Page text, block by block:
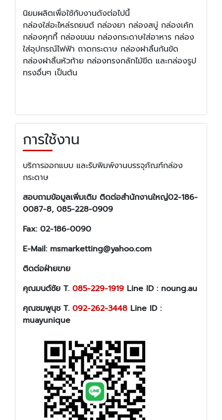
นิยมผลิตเพื่อใช้กับงานดังต่อไปนี้
กล่องใส่อะไหล่รถยนต์ กล่องยา กล่องสบู่ กล่องเค้ก
กล่องคุกกี้ กล่องขนม กล่องกระดาษใส่อาหาร กล่อง
ใส่อุปกรณ์ไฟฟ้า ถาดกระดาษ กล่องฝาลิ้นก้นขัด
กล่องฝาลิ้นหัวท้าย กล่องทรงกลักไม้ขีด และกล่องรูป
ทรงอื่นๆ เป็นต้น
การใช้งาน
บริการออกแบบ และรับพิมพ์งานบรรจุภัณฑ์กล่อง
กระดาษ
สอบถามข้อมูลเพิ่มเติม ติดต่อสำนักงานใหญ่02-186-
0087-8, 085-228-0909
Fax: 02-186-0090
E-Mail: msmarketting@yahoo.com
ติดต่อฝ่ายขาย
คุณมนต์ชัย T. 085-229-1919 Line ID : noung.au
คุณชมพูนุช T. 092-262-3448 Line ID :
muayunique